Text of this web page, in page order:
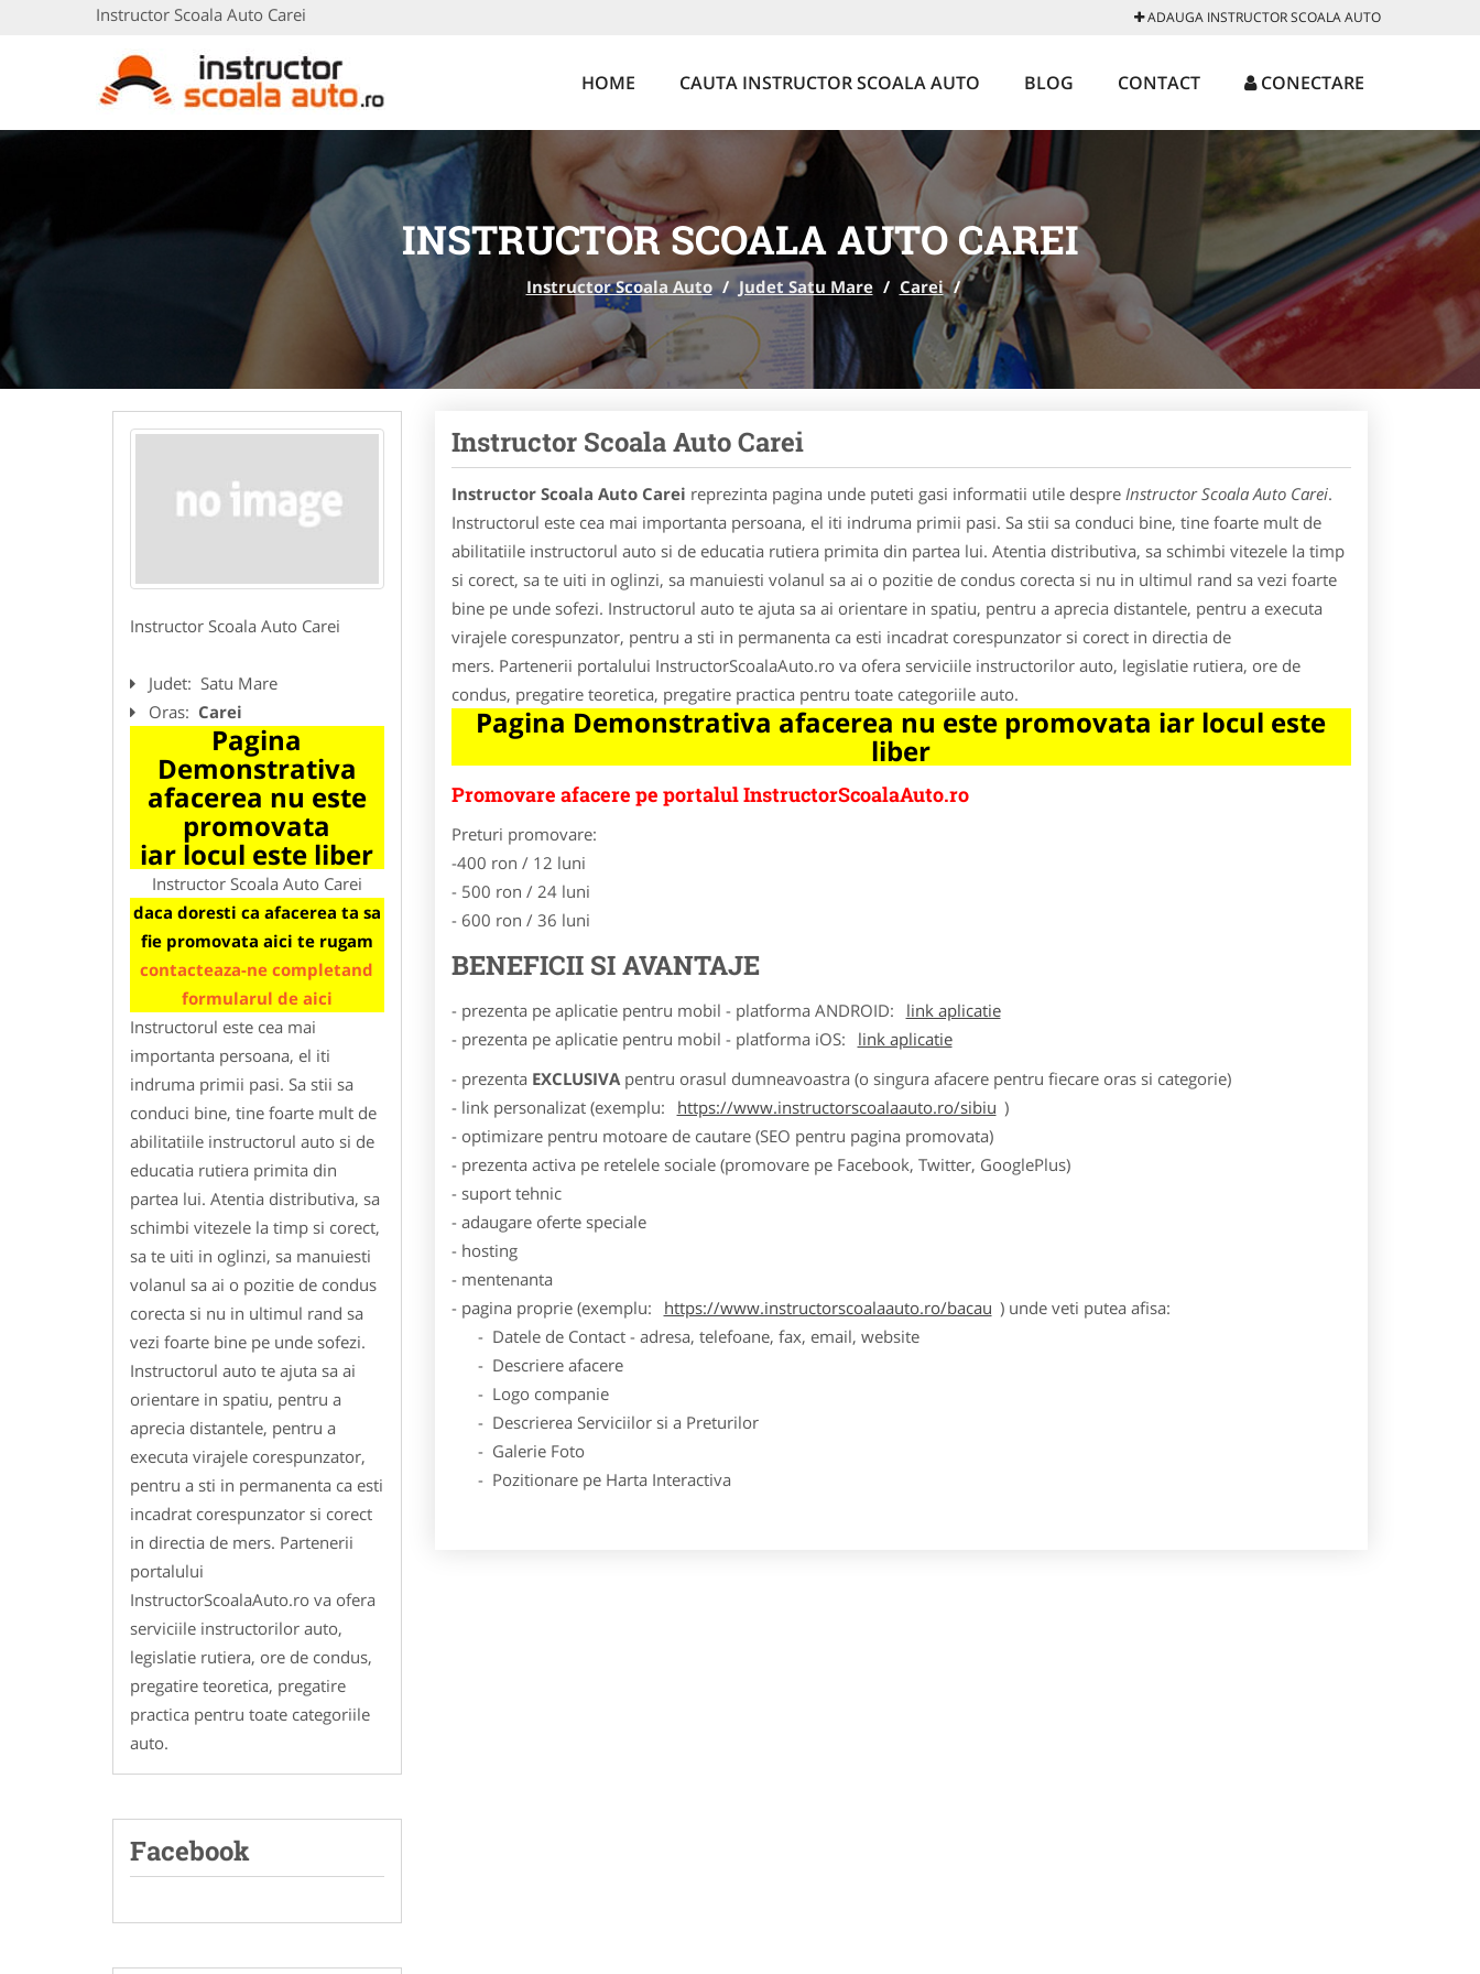
Instructor Scoala Auto Carei ADAUGA INSTRUCTOR SCOALA AUTO
HOME CAUTA INSTRUCTOR SCOALA AUTO BLOG CONTACT CONECTARE
INSTRUCTOR SCOALA AUTO CAREI
Instructor Scoala Auto / Judet Satu Mare / Carei /
Instructor Scoala Auto Carei
Judet: Satu Mare
Oras: Carei
Pagina
Demonstrativa
afacerea nu este
promovata
iar locul este liber
Instructor Scoala Auto Carei
daca doresti ca afacerea ta sa
fie promovata aici te rugam
contacteaza-ne completand
formularul de aici
Instructorul este cea mai
importanta persoana, el iti
indruma primii pasi. Sa stii sa
conduci bine, tine foarte mult de
abilitatiile instructorul auto si de
educatia rutiera primita din
partea lui. Atentia distributiva, sa
schimbi vitezele la timp si corect,
sa te uiti in oglinzi, sa manuiesti
volanul sa ai o pozitie de condus
corecta si nu in ultimul rand sa
vezi foarte bine pe unde sofezi.
Instructorul auto te ajuta sa ai
orientare in spatiu, pentru a
aprecia distantele, pentru a
executa virajele corespunzator,
pentru a sti in permanenta ca esti
incadrat corespunzator si corect
in directia de mers. Partenerii
portalului
InstructorScoalaAuto.ro va ofera
serviciile instructorilor auto,
legislatie rutiera, ore de condus,
pregatire teoretica, pregatire
practica pentru toate categoriile
auto.
Facebook
Instructor Scoala Auto Carei
Instructor Scoala Auto Carei reprezinta pagina unde puteti gasi informatii utile despre Instructor Scoala Auto Carei.
Instructorul este cea mai importanta persoana, el iti indruma primii pasi. Sa stii sa conduci bine, tine foarte mult de
abilitatiile instructorul auto si de educatia rutiera primita din partea lui. Atentia distributiva, sa schimbi vitezele la timp
si corect, sa te uiti in oglinzi, sa manuiesti volanul sa ai o pozitie de condus corecta si nu in ultimul rand sa vezi foarte
bine pe unde sofezi. Instructorul auto te ajuta sa ai orientare in spatiu, pentru a aprecia distantele, pentru a executa
virajele corespunzator, pentru a sti in permanenta ca esti incadrat corespunzator si corect in directia de
mers. Partenerii portalului InstructorScoalaAuto.ro va ofera serviciile instructorilor auto, legislatie rutiera, ore de
condus, pregatire teoretica, pregatire practica pentru toate categoriile auto.
Pagina Demonstrativa afacerea nu este promovata iar locul este
liber
Promovare afacere pe portalul InstructorScoalaAuto.ro
Preturi promovare:
-400 ron / 12 luni
- 500 ron / 24 luni
- 600 ron / 36 luni
BENEFICII SI AVANTAJE
- prezenta pe aplicatie pentru mobil - platforma ANDROID:
link aplicatie
- prezenta pe aplicatie pentru mobil - platforma iOS:
link aplicatie
- prezenta EXCLUSIVApentru orasul dumneavoastra (o singura afacere pentru fiecare oras si categorie)
- link personalizat (exemplu:
https://www.instructorscoalaauto.ro/sibiu )
- optimizare pentru motoare de cautare (SEO pentru pagina promovata)
- prezenta activa pe retelele sociale (promovare pe Facebook, Twitter, GooglePlus)
- suport tehnic
- adaugare oferte speciale
- hosting
- mentenanta
- pagina proprie (exemplu:
https://www.instructorscoalaauto.ro/bacau ) unde veti putea afisa:
- Datele de Contact - adresa, telefoane, fax, email, website
- Descriere afacere
- Logo companie
- Descrierea Serviciilor si a Preturilor
- Galerie Foto
- Pozitionare pe Harta Interactiva